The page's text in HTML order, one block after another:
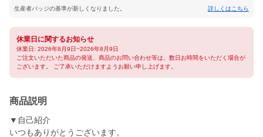
生産者バッジの基準が新しくなりました。 詳しくはこちら
休業日に関するお知らせ
休業日: 2026年8月9日~2026年8月9日
ご注文いただいた商品の発送、商品のお問い合わせ等は、数日お時間をいただく場合が
ございます。 ご了承いただけますようお願い申し上げます。
商品説明
▼自己紹介
いつもありがとうございます。